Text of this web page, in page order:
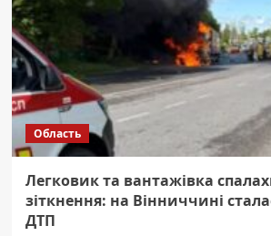
цього
уникнути
Область
Легковик та вантажівка
зіткнення: на Вінниччині
ДТП